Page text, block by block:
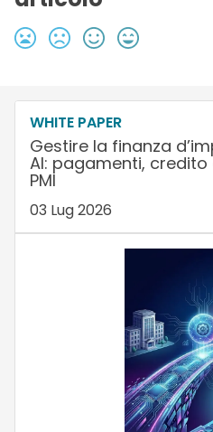
WHITE PAPER
Gestire la finanza
AI: pagamenti, credito
PMI
03 Lug 2026